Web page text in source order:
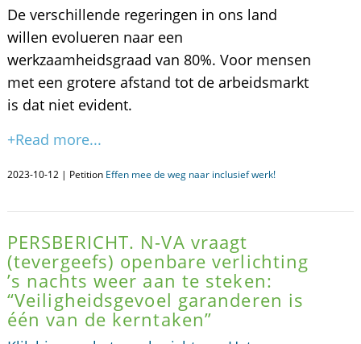
De verschillende regeringen in ons land
willen evolueren naar een
werkzaamheidsgraad van 80%. Voor mensen
met een grotere afstand tot de arbeidsmarkt
is dat niet evident.
+Read more...
2023-10-12 | Petition Effen mee de weg naar inclusief werk!
PERSBERICHT. N-VA vraagt
(tevergeefs) openbare verlichting
’s nachts weer aan te steken:
“Veiligheidsgevoel garanderen is
één van de kerntaken”